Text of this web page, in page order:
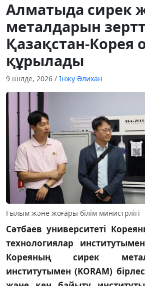
Алматыда сирек
металдарын
Қазақстан-Корея
құрылады
9 шілде, 2026 / Інжу Әлихан
Ғылым және жоғары білім министрлігі
Сәтбаев университеті
технологиялар
Кореяның сирек
институтымен (KORAM)